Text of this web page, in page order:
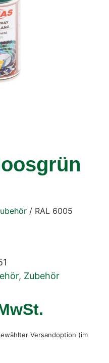
/ RAL 6005
, Zubehör
Versandoption (im